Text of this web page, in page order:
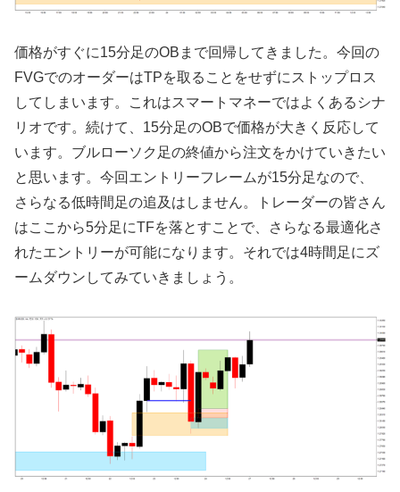
価格がすぐに15分足のOBまで回帰してきました。今回の
FVGでのオーダーはTPを取ることをせずにストップロス
してしまいます。これはスマートマネーではよくあるシナ
リオです。続けて、15分足のOBで価格が大きく反応して
います。ブルローソク足の終値から注文をかけていきたい
と思います。今回エントリーフレームが15分足なので、
さらなる低時間足の追及はしません。トレーダーの皆さん
はここから5分足にTFを落とすことで、さらなる最適化さ
れたエントリーが可能になります。それでは4時間足にズ
ームダウンしてみていきましょう。